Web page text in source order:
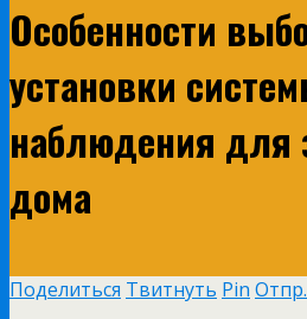
Особенности
установки
наблюдения для
дома
Поделиться Твитнуть Pin